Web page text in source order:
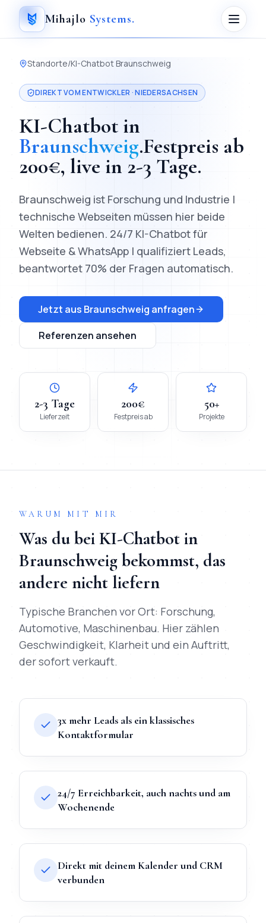
Mihajlo Systems.
Standorte/KI-ChatbotBraunschweig
DIREKT VOM ENTWICKLER ·NIEDERSACHSEN
KI-Chatbot in
Braunschweig.Festpreis ab
200€, live in 2-3 Tage.
Braunschweig ist Forschung und Industrie |
technische Webseiten müssen hier beide
Welten bedienen. 24/7 KI-Chatbot für
Webseite & WhatsApp | qualifiziert Leads,
beantwortet 70% der Fragen automatisch.
Jetzt aus Braunschweig anfragen
Referenzen ansehen
2-3 Tage
Lieferzeit
200€
Festpreis ab
50+
Projekte
WARUM MIT MIR
Was du beiKI-Chatbotin
Braunschweigbekommst, das
andere nicht liefern
Typische Branchen vor Ort: Forschung,
Automotive, Maschinenbau. Hier zählen
Geschwindigkeit, Klarheit und ein Auftritt,
der sofort verkauft.
3x mehr Leads als ein klassisches
Kontaktformular
24/7 Erreichbarkeit, auch nachts und am
Wochenende
Direkt mit deinem Kalender und CRM
verbunden